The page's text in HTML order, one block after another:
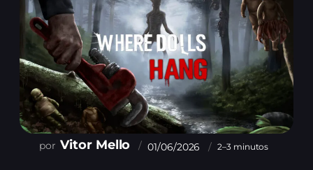
Vitor Mello 01/06/2026 2–3 minutos